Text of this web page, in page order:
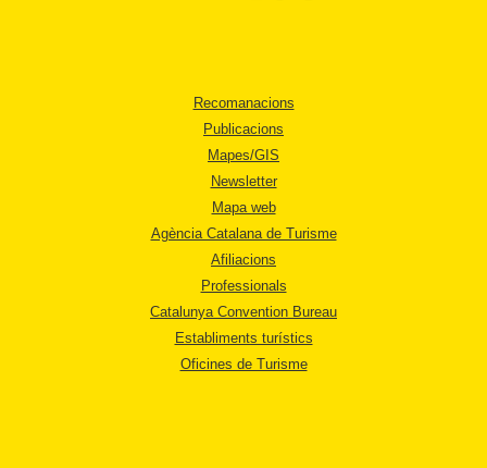
Recomanacions
Publicacions
Mapes/GIS
Newsletter
Mapa web
Agència Catalana de Turisme
Afiliacions
Professionals
Catalunya Convention Bureau
Establiments turístics
Oficines de Turisme